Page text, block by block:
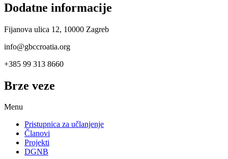
Dodatne informacije
Fijanova ulica 12, 10000 Zagreb
info@gbccroatia.org
+385 99 313 8660
Brze veze
Menu
Pristupnica za učlanjenje
Članovi
Projekti
DGNB